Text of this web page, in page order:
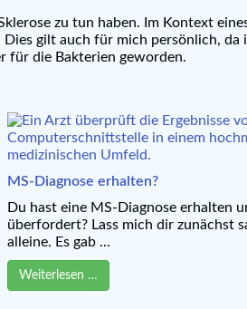
zu tun haben. Im Kontext
gilt auch für mich persönlich,
für die Bakterien geworden.
MS-Diagnose erhalten?
Du hast eine MS-Diagnose erhalten
überfordert? Lass mich dir zunächst
alleine. Es gab ...
Weiterlesen …